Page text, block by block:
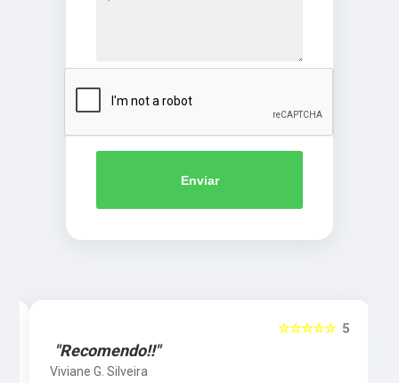
Enviar
5
☆☆☆☆☆
"Recomendo!!"
Viviane G. Silveira